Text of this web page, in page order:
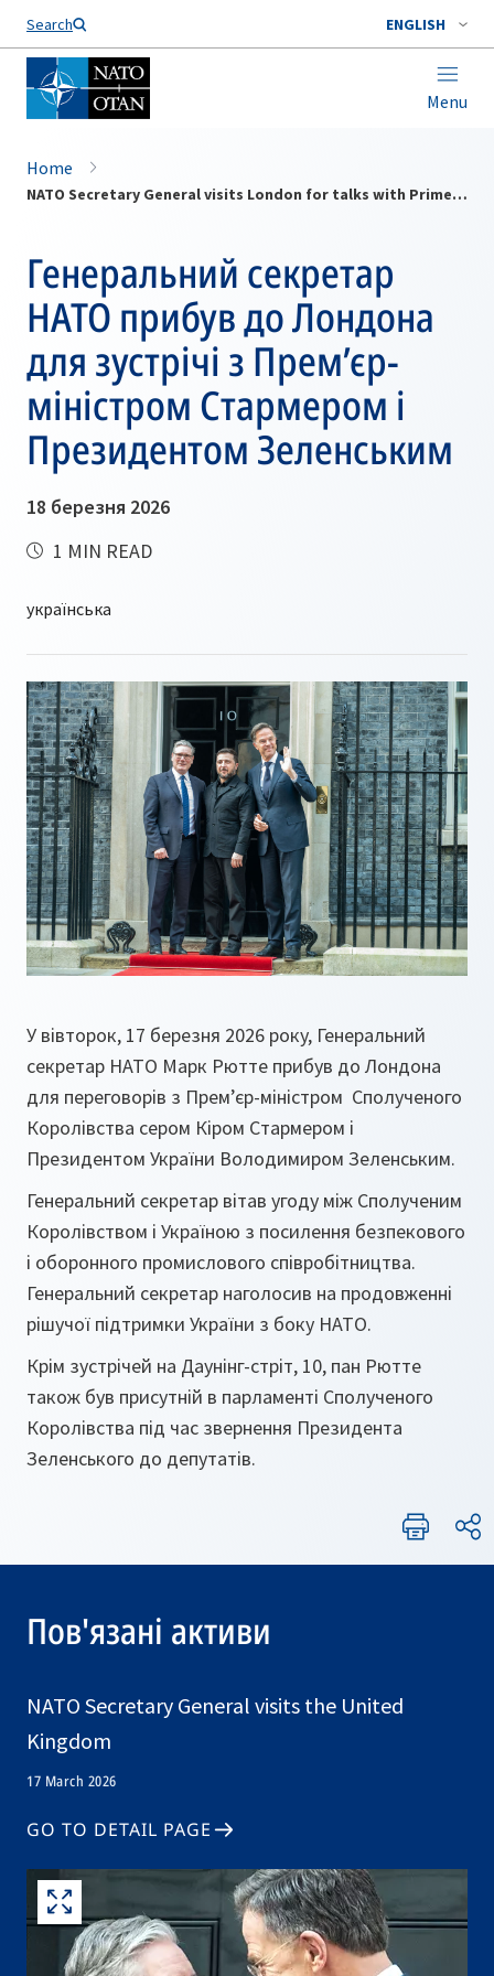
Search ENGLISH
Menu
Home
NATO Secretary General visits London for talks with Prime Minister Starmer and President Zelenskyy
Генеральний секретар
НАТО прибув до Лондона
для зустрічі з Прем’єр-
міністром Стармером і
Президентом Зеленським
18 березня 2026
1 MIN READ
У вівторок, 17 березня 2026 року, Генеральний
секретар НАТО Марк Рютте прибув до Лондона
для переговорів з Прем’єр-міністром Сполученого
Королівства сером Кіром Стармером і
Президентом України Володимиром Зеленським.
Генеральний секретар вітав угоду між Сполученим
Королівством і Україною з посилення безпекового
і оборонного промислового співробітництва.
Генеральний секретар наголосив на продовженні
рішучої підтримки України з боку НАТО.
Крім зустрічей на Даунінг-стріт, 10, пан Рютте
також був присутній в парламенті Сполученого
Королівства під час звернення Президента
Зеленського до депутатів.
Пов'язані активи
NATO Secretary General visits the United
Kingdom
17 March 2026
GO TO DETAIL PAGE